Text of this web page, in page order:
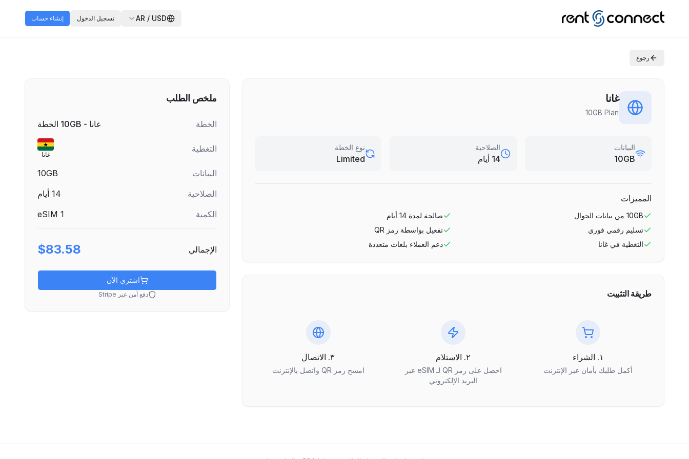
AR / USD تسجيل الدخول إنشاء حساب
رجوع
غانا
10GB Plan
البيانات
10GB
الصلاحية
14 أيام
نوع الخطة
Limited
المميزات
10GB من بيانات الجوال صالحة لمدة 14 أيام
تسليم رقمي فوري
تفعيل بواسطة رمز QR
التغطية في غانا دعم العملاء بلغات متعددة
طريقة التثبيت
١. الشراء
أكمل طلبك بأمان عبر الإنترنت
٢. الاستلام
احصل على رمز QR لـ eSIM عبر
البريد الإلكتروني
٣. الاتصال
امسح رمز QR واتصل بالإنترنت
ملخص الطلب
الخطة غانا - 10GB الخطة
التغطية
غانا
البيانات
10GB
الصلاحية
14 أيام
الكمية
1
الإجمالي $83.58
اشتري الآن
دفع آمن عبر Stripe